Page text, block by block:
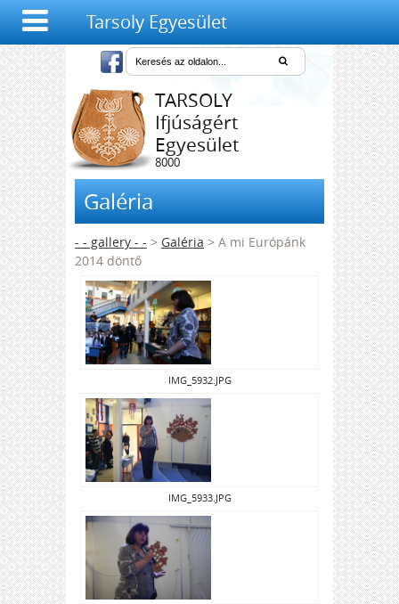
Tarsoly Egyesület
TARSOLY
Ifjúságért
Egyesület
8000
Székesfehérvár,
Galéria
- - gallery - - > Galéria > A mi Európánk
2014 döntő
IMG_5932.JPG
IMG_5933.JPG